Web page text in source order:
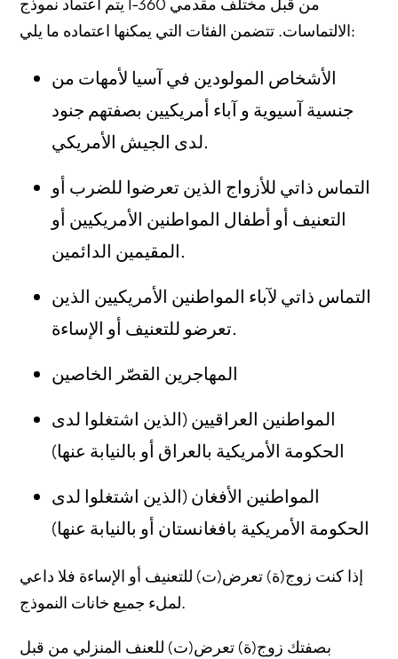
يتم اعتماد نموذج I-360 من قبل مختلف مقدمي
الالتماسات. تتضمن الفئات التي يمكنها اعتماده ما يلي:
الأشخاص المولودين في آسيا لأمهات من
جنسية آسيوية و آباء أمريكيين بصفتهم جنود
لدى الجيش الأمريكي.
التماس ذاتي للأزواج الذين تعرضوا للضرب أو
التعنيف أو أطفال المواطنين الأمريكيين أو
المقيمين الدائمين.
التماس ذاتي لآباء المواطنين الأمريكيين الذين
تعرضو للتعنيف أو الإساءة.
المهاجرين القصّر الخاصين
المواطنين العراقيين (الذين اشتغلوا لدى
الحكومة الأمريكية بالعراق أو بالنيابة عنها)
المواطنين الأفغان (الذين اشتغلوا لدى
الحكومة الأمريكية بافغانستان أو بالنيابة عنها)
إذا كنت زوج(ة) تعرض(ت) للتعنيف أو الإساءة فلا داعي
لملء جميع خانات النموذج.
بصفتك زوج(ة) تعرض(ت) للعنف المنزلي من قبل